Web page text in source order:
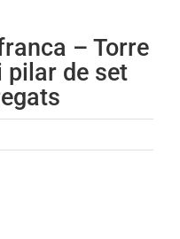
– Torre
pilar de set